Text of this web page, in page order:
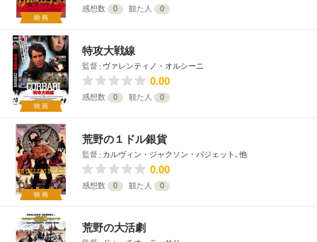
映画
感想数 0 観た人 0
映画
特攻大戦線
監督 ヴァレンティノ・オルシーニ
0.00
感想数 0 観た人 0
映画
荒野の１ドル銀貨
監督 カルヴィン・ジャクソン・パジェット､他
0.00
感想数 0 観た人 0
荒野の大活劇